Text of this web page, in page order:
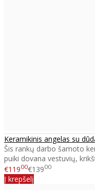
Keramikinis angelas su
Šis rankų darbo šamoto
puiki dovana vestuvių,
€11900€13900
Į krepšelį